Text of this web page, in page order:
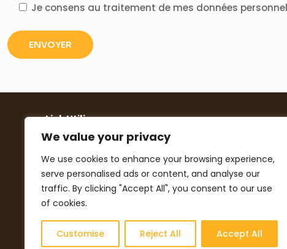
We value your privacy
We use cookies to enhance your browsing experience,
serve personalised ads or content, and analyse our
traffic. By clicking "Accept All", you consent to our use
of cookies.
Customise Reject All Accept All
Je consens au traitement de mes données
Link Utili
Cookies policy
Privacy policy
Contacts
Catalogues